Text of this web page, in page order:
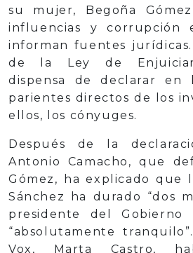
su mujer, Begoña
influencias y corrupción
informan fuentes
de la Ley de
dispensa de declarar en
parientes directos de los
ellos, los cónyuges.
Después de la
Antonio Camacho, que
Gómez, ha explicado que
Sánchez ha durado “dos
presidente del Gobierno
“absolutamente
Vox, Marta Castro,